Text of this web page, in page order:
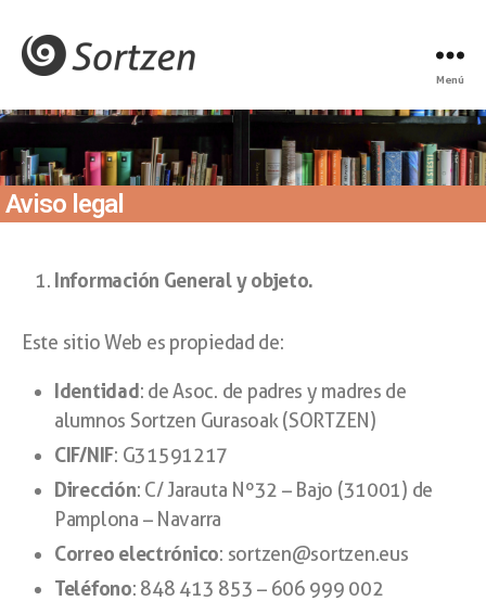
Menú
Aviso legal
Información General y objeto.
Este sitio Web es propiedad de:
Identidad: de Asoc. de padres y madres de
alumnos Sortzen Gurasoak (SORTZEN)
CIF/NIF: G31591217
Dirección: C/ Jarauta Nº32 – Bajo (31001) de
Pamplona – Navarra
Correo electrónico: sortzen@sortzen.eus
Teléfono: 848 413 853 – 606 999 002